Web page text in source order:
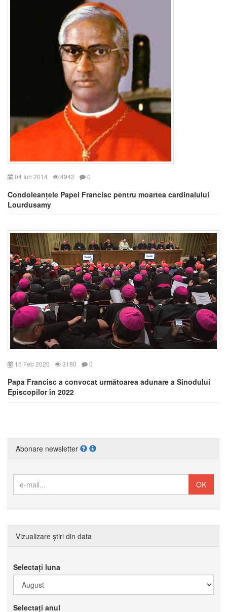
04 Iun 2014 4942 0
Condoleanțele Papei Francisc pentru moartea cardinalului
Lourdusamy
15 Feb 2020 3180 0
Papa Francisc a convocat următoarea adunare a Sinodului
Episcopilor în 2022
Abonare newsletter
Vizualizare știri din data
Selectați luna
Selectați anul